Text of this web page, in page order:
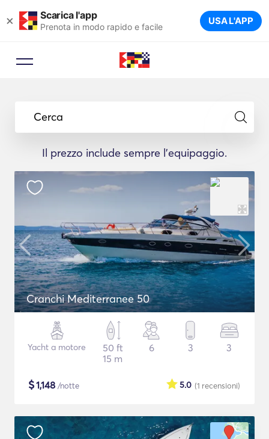
× Scarica l'app
Prenota in modo rapido e facile USA L'APP
Cerca
Il prezzo include sempre l'equipaggio.
Cranchi Mediterranee 50
Yacht a motore
50 ft
15 m
6 3 3
$1,148 /notte (1 recensioni)
5.0